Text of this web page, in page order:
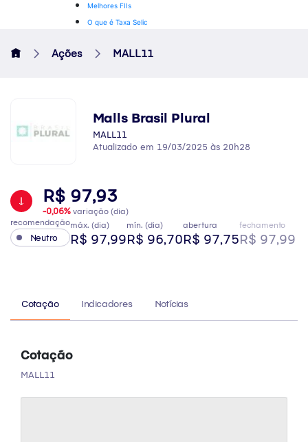
Melhores FIIs
O que é Taxa Selic
Ações MALL11
Malls Brasil Plural
MALL11
Atualizado em 19/03/2025 às 20h28
R$ 97,93
-0,06% variação (dia)
recomendação
Neutro
máx. (dia)
R$ 97,99
mín. (dia)
R$ 96,70
abertura
R$ 97,75
fechamento
R$ 97,99
Cotação Indicadores Notícias
Cotação
MALL11